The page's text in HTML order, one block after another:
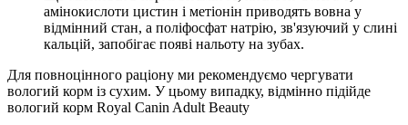
амінокислоти цистин і метіонін приводять вовна у
відмінний стан, а поліфосфат натрію, зв'язуючий у слині
кальцій, запобігає появі нальоту на зубах.
Для повноцінного раціону ми рекомендуємо чергувати
вологий корм із сухим. У цьому випадку, відмінно підійде
вологий корм Royal Canin Adult Beauty